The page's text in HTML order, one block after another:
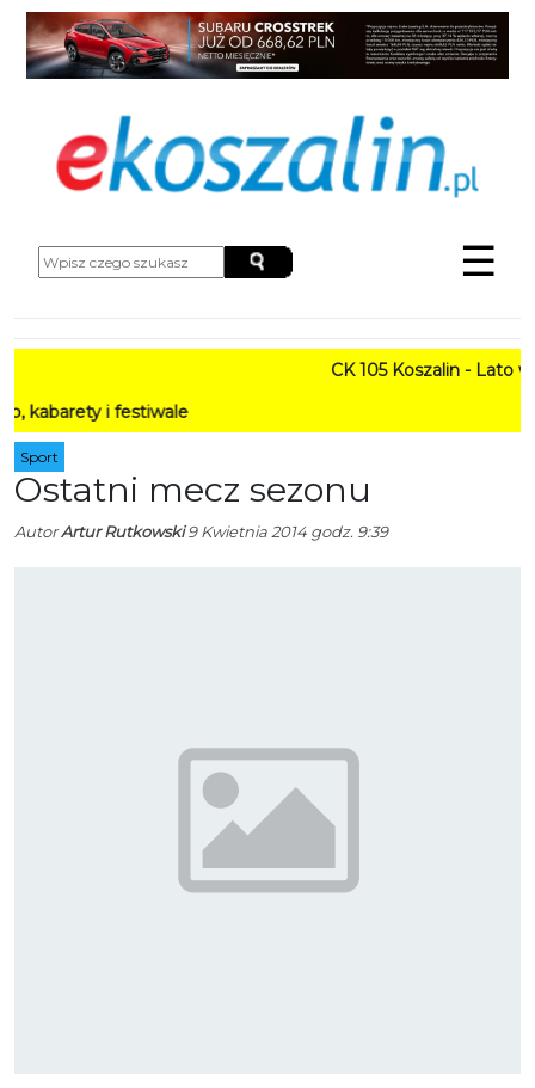
☰
CK 105 Koszalin - Lato w
i festiwale
Sport
Ostatni mecz sezonu
AutorArtur Rutkowski9 Kwietnia 2014 godz. 9:39